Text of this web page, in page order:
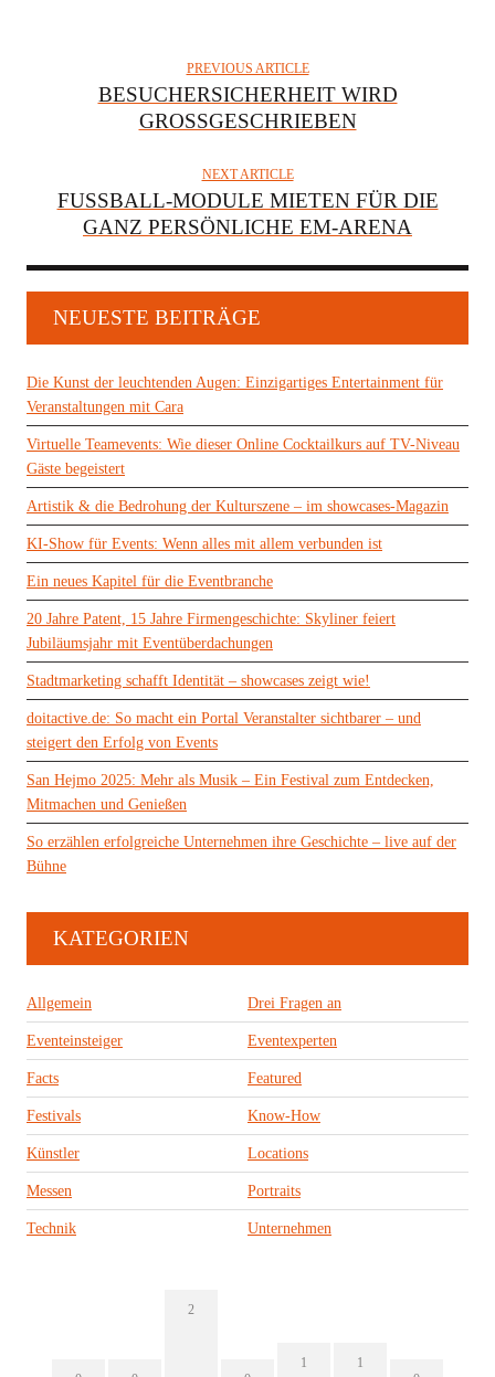
PREVIOUS ARTICLE
BESUCHERSICHERHEIT WIRD
GROSSGESCHRIEBEN
NEXT ARTICLE
FUSSBALL-MODULE MIETEN FÜR DIE G
ANZ PERSÖNLICHE EM-ARENA
NEUESTE BEITRÄGE
Die Kunst der leuchtenden Augen: Einzigartiges Entertainment für
Veranstaltungen mit Cara
Virtuelle Teamevents: Wie dieser Online Cocktailkurs auf TV-Niveau
Gäste begeistert
Artistik & die Bedrohung der Kulturszene – im showcases-Magazin
KI-Show für Events: Wenn alles mit allem verbunden ist
Ein neues Kapitel für die Eventbranche
20 Jahre Patent, 15 Jahre Firmengeschichte: Skyliner feiert
Jubiläumsjahr mit Eventüberdachungen
Stadtmarketing schafft Identität – showcases zeigt wie!
doitactive.de: So macht ein Portal Veranstalter sichtbarer – und
steigert den Erfolg von Events
San Hejmo 2025: Mehr als Musik – Ein Festival zum Entdecken,
Mitmachen und Genießen
So erzählen erfolgreiche Unternehmen ihre Geschichte – live auf der
Bühne
KATEGORIEN
Allgemein Drei Fragen an
Eventeinsteiger Eventexperten
Facts Featured
Festivals Know-How
Künstler Locations
Messen Portraits
Technik Unternehmen
2
1
1